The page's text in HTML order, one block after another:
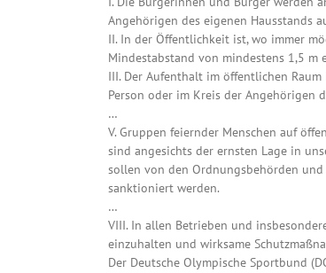
Angehörigen des eigenen Hausstands
II. In der Öffentlichkeit ist, wo immer
Mindestabstand von mindestens 1,5 m
III. Der Aufenthalt im öffentlichen
Person oder im Kreis der Angehörigen
…
V. Gruppen feiernder Menschen auf
sind angesichts der ernsten Lage in
sollen von den Ordnungsbehörden
sanktioniert werden.
…
VIII. In allen Betrieben und
einzuhalten und wirksame
Der Deutsche Olympische Sportbund